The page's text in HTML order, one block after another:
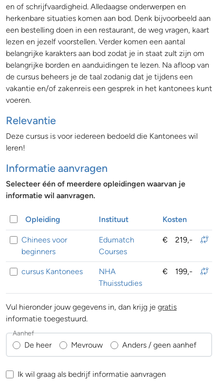
en of schrijfvaardigheid. Alledaagse onderwerpen en
herkenbare situaties komen aan bod. Denk bijvoorbeeld aan
een bestelling doen in een restaurant, de weg vragen, kaart
lezen en jezelf voorstellen. Verder komen een aantal
belangrijke karakters aan bod zodat je in staat zult zijn om
belangrijke borden en aanduidingen te lezen. Na afloop van
de cursus beheers je de taal zodanig dat je tijdens een
vakantie en/of zakenreis een gesprek in het kantonees kunt
voeren.
Relevantie
Deze cursus is voor iedereen bedoeld die Kantonees wil
leren!
Informatie aanvragen
Selecteer één of meerdere opleidingen waarvan je
informatie wil aanvragen.
Opleiding Instituut Kosten
Chinees voor
beginners
Edumatch
Courses
€ 219,-
cursus Kantonees
NHA
Thuisstudies
€ 199,-
Vul hieronder jouw gegevens in, dan krijg je gratis
informatie toegestuurd.
De heer Mevrouw Anders / geen aanhef
Aanhef
Ik wil graag als bedrijf informatie aanvragen